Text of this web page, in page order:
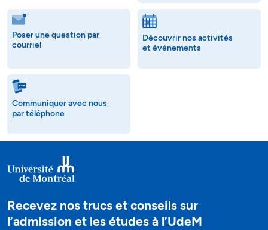
Poser une question par
courriel
Découvrir nos activités
et événements
Communiquer avec nous
par téléphone
Recevez nos trucs et conseils sur
l’admission et les études à l’UdeM